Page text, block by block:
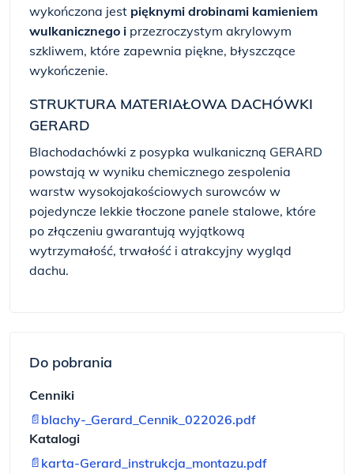
wykończona jest pięknymi drobinami kamieniem
wulkanicznego i przezroczystym akrylowym
szkliwem, które zapewnia piękne, błyszczące
wykończenie.
STRUKTURA MATERIAŁOWA DACHÓWKI
GERARD
Blachodachówki z posypka wulkaniczną GERARD
powstają w wyniku chemicznego zespolenia
warstw wysokojakościowych surowców w
pojedyncze lekkie tłoczone panele stalowe, które
po złączeniu gwarantują wyjątkową
wytrzymałość, trwałość i atrakcyjny wygląd
dachu.
Do pobrania
Cenniki
📄 blachy-_Gerard_Cennik_022026.pdf
Katalogi
📄 karta-Gerard_instrukcja_montazu.pdf